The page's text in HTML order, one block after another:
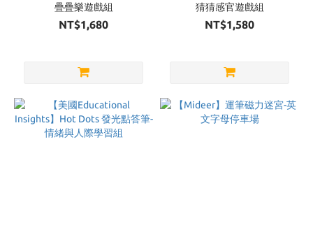
疊疊樂遊戲組
NT$1,680
猜猜感官遊戲組
NT$1,580